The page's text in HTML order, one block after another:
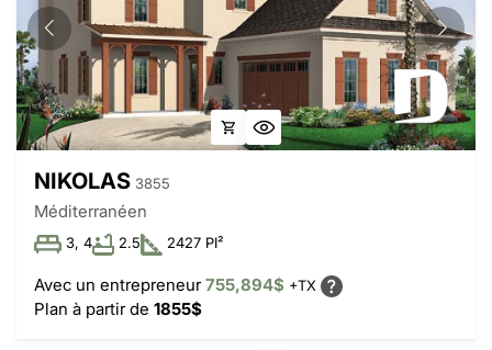
NIKOLAS 3855
Méditerranéen
3, 4 2.5 2427 PI²
Avec un entrepreneur755,894$ +TX
Plan à partir de 1855$